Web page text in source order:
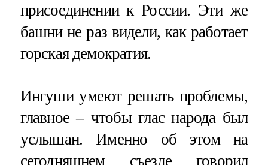
присоединении к России. Эти же
башни не раз видели, как работает
горская демократия.
Ингуши умеют решать проблемы,
главное – чтобы глас народа был
услышан. Именно об этом на
сегодняшнем съезде говорил